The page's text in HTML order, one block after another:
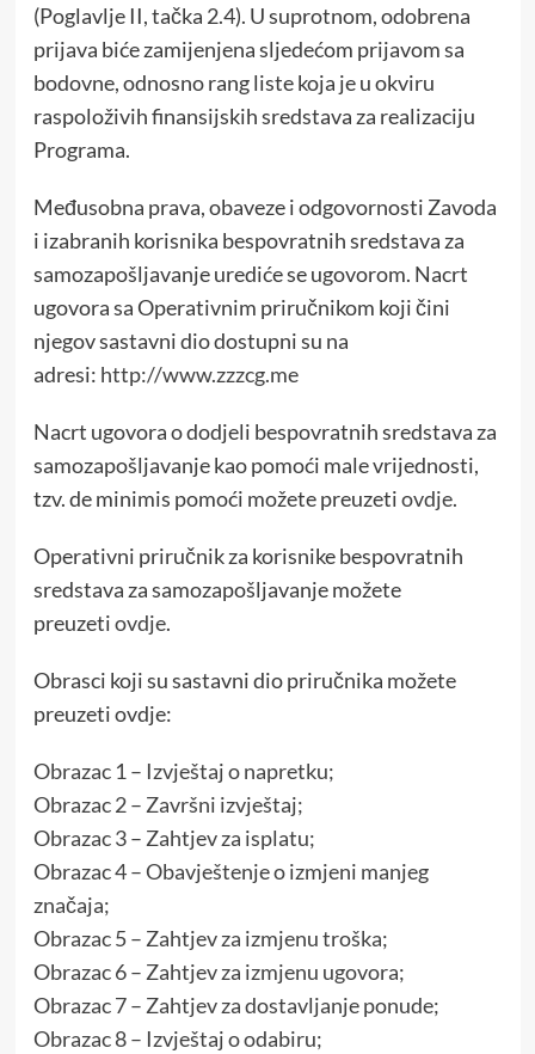
(Poglavlje II, tačka 2.4). U suprotnom, odobrena
prijava biće zamijenjena sljedećom prijavom sa
bodovne, odnosno rang liste koja je u okviru
raspoloživih finansijskih sredstava za realizaciju
Programa.
Međusobna prava, obaveze i odgovornosti Zavoda
i izabranih korisnika bespovratnih sredstava za
samozapošljavanje urediće se ugovorom. Nacrt
ugovora sa Operativnim priručnikom koji čini
njegov sastavni dio dostupni su na
adresi: http://www.zzzcg.me
Nacrt ugovora o dodjeli bespovratnih sredstava za
samozapošljavanje kao pomoći male vrijednosti,
tzv. de minimis pomoći možete preuzetiovdje.
Operativni priručnik za korisnike bespovratnih
sredstava za samozapošljavanje možete
preuzetiovdje.
Obrasci koji su sastavni dio priručnika možete
preuzeti ovdje:
Obrazac 1 – Izvještaj o napretku;
Obrazac 2 – Završni izvještaj;
Obrazac 3 – Zahtjev za isplatu;
Obrazac 4 – Obavještenje o izmjeni manjeg
značaja;
Obrazac 5 – Zahtjev za izmjenu troška;
Obrazac 6 – Zahtjev za izmjenu ugovora;
Obrazac 7 – Zahtjev za dostavljanje ponude;
Obrazac 8 – Izvještaj o odabiru;